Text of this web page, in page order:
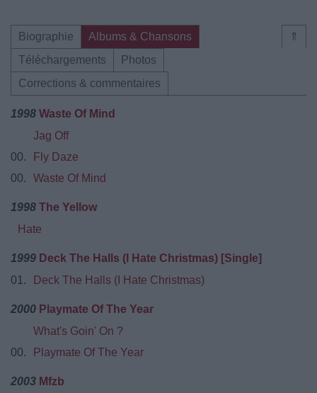
⇑
Biographie
Albums & Chansons
Téléchargements
Photos
Corrections & commentaires
1998 Waste Of Mind
Jag Off
00.
Fly Daze
00.
Waste Of Mind
1998 The Yellow
Hate
1999 Deck The Halls (I Hate Christmas) [Single]
01.
Deck The Halls (I Hate Christmas)
2000 Playmate Of The Year
What's Goin' On ?
00.
Playmate Of The Year
2003 Mfzb